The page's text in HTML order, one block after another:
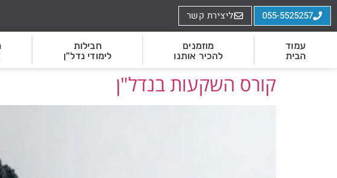
055-5525257 ליצירת קשר
עמוד
הבית
מוזמנים
להכיר אותנו
חבילות
לימודי נדל"ן
קורס השקעות בנדל"ן